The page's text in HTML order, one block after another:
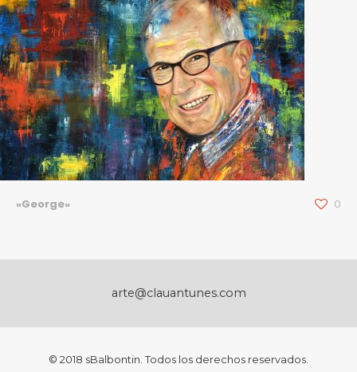
«George» 0
arte@clauantunes.com
© 2018 sBalbontin. Todos los derechos reservados.